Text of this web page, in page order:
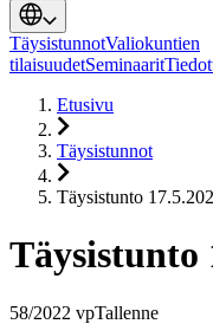
TäysistunnotValiokuntien
tilaisuudetSeminaarit
Etusivu
Täysistunnot
Täysistunto
Täysistunto
58/2022 vpTallenne